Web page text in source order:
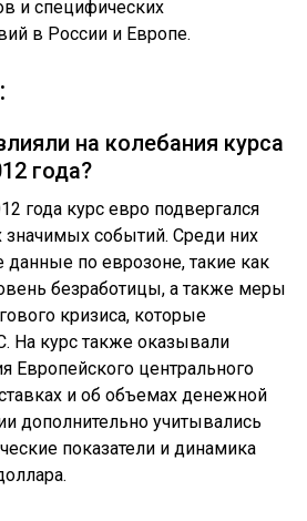
и специфических
в России и Европе.
на колебания курса
года?
года курс евро подвергался
событий. Среди них
по еврозоне, такие как
безработицы, а также меры
кризиса, которые
На курс также оказывали
Европейского центрального
и об объемах денежной
дополнительно учитывались
показатели и динамика